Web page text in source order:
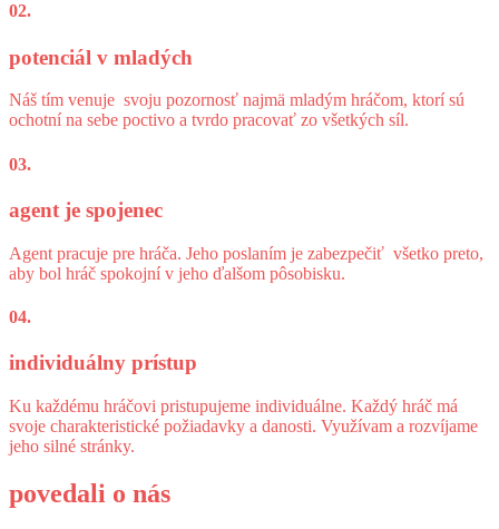
02.
potenciál v mladých
Náš tím venuje svoju pozornosť najmä mladým hráčom, ktorí sú
ochotní na sebe poctivo a tvrdo pracovať zo všetkých síl.
03.
agent je spojenec
Agent pracuje pre hráča. Jeho poslaním je zabezpečiť všetko preto,
aby bol hráč spokojní v jeho ďalšom pôsobisku.
04.
individuálny prístup
Ku každému hráčovi pristupujeme individuálne. Každý hráč má
svoje charakteristické požiadavky a danosti. Využívam a rozvíjame
jeho silné stránky.
povedali o nás